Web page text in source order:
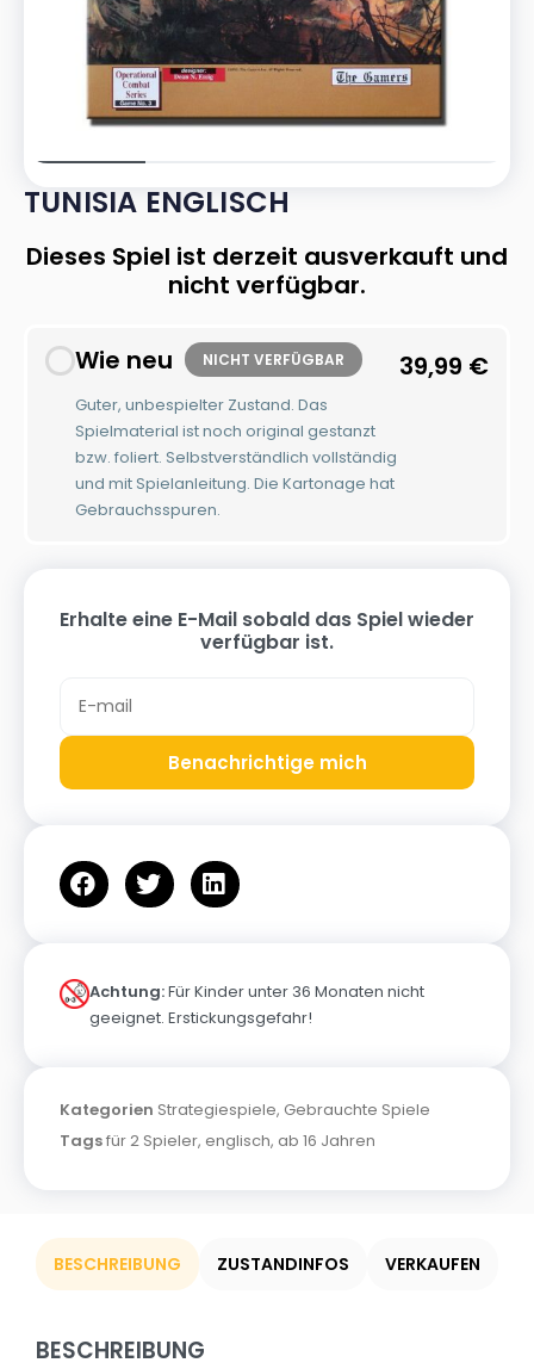
TUNISIA ENGLISCH
Dieses Spiel ist derzeit ausverkauft und
nicht verfügbar.
Wie neu NICHT VERFÜGBAR
Guter, unbespielter Zustand. Das
Spielmaterial ist noch original gestanzt
bzw. foliert. Selbstverständlich vollständig
und mit Spielanleitung. Die Kartonage hat
Gebrauchsspuren.
39,99 €
Erhalte eine E-Mail sobald das Spiel wieder
verfügbar ist.
Benachrichtige mich
Achtung:Für Kinder unter 36 Monaten nicht
geeignet. Erstickungsgefahr!
Kategorien Strategiespiele, Gebrauchte Spiele
Tagsfür 2 Spieler, englisch, ab 16 Jahren
BESCHREIBUNG ZUSTANDINFOS VERKAUFEN
BESCHREIBUNG